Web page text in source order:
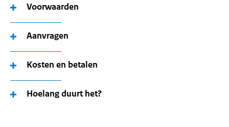
Voorwaarden
Aanvragen
Kosten en betalen
Hoelang duurt het?